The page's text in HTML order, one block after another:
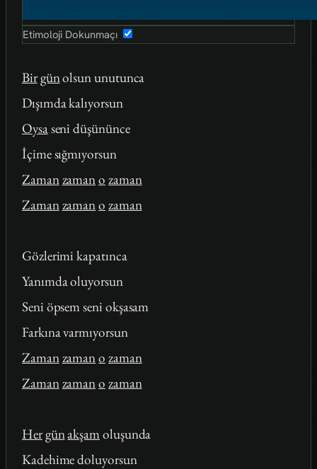
Etimoloji Dokunmaçı
Birgünolsun unutunca
Dışımda kalıyorsun
Oysaseni düşününce
İçime sığmıyorsun
Zamanzamano zaman
Zamanzamano zaman
Gözlerimi kapatınca
Yanımda oluyorsun
Seni öpsem seni okşasam
Farkına varmıyorsun
Zamanzamano zaman
Zamanzamano zaman
Hergünakşamoluşunda
Kadehime doluyorsun